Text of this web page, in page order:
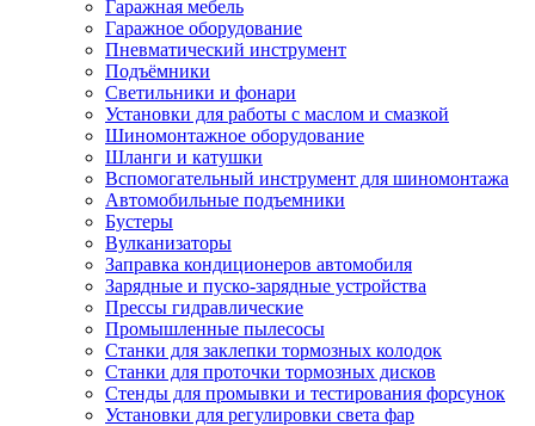
Гаражная мебель
Гаражное оборудование
Пневматический инструмент
Подъёмники
Светильники и фонари
Установки для работы с маслом и смазкой
Шиномонтажное оборудование
Шланги и катушки
Вспомогательный инструмент для шиномонтажа
Автомобильные подъемники
Бустеры
Вулканизаторы
Заправка кондиционеров автомобиля
Зарядные и пуско-зарядные устройства
Прессы гидравлические
Промышленные пылесосы
Станки для заклепки тормозных колодок
Станки для проточки тормозных дисков
Стенды для промывки и тестирования форсунок
Установки для регулировки света фар